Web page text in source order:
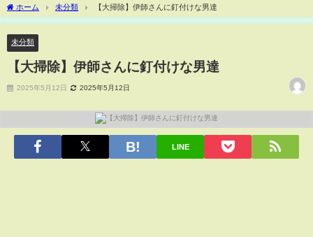
ホーム 未分類 【大掃除】伊師さんに釘付けな男達
未分類
【大掃除】伊師さんに釘付けな男達
2025年5月12日 2025年5月12日
LINE